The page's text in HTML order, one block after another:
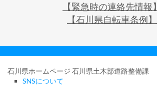
【緊急時の連絡先情報】
【石川県自転車条例】
石川県ホームページ 石川県土木部道路整備課
SNSについて